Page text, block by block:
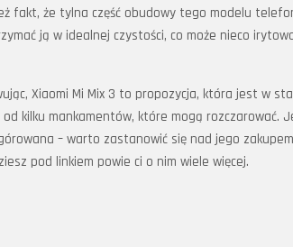
fakt, że tylna część obudowy tego modelu
ją w idealnej czystości, co może nieco
Xiaomi Mi Mix 3 to propozycja, która jest w
kilku mankamentów, które mogą rozczarować.
– warto zastanowić się nad jego
pod linkiem powie ci o nim wiele więcej.